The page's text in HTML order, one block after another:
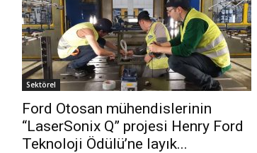
Sektörel
Ford Otosan mühendislerinin
“LaserSonix Q” projesi Henry Ford
Teknoloji Ödülü’ne layık...